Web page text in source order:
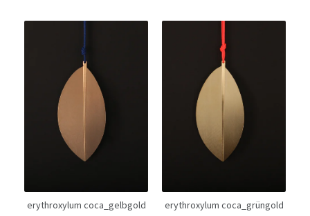
erythroxylum coca_gelbgold erythroxylum coca_grüngold